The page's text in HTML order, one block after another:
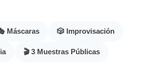
Máscaras 🎲 Improvisación
🎬 3 Muestras Públicas